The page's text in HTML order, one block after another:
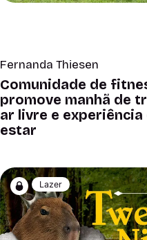
Fernanda Thiesen
Comunidade de
promove manhã de
ar livre e experiência
estar
Lazer